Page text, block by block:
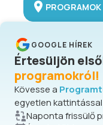
PROGRAMOK
GOOGLE HÍREK
Értesüljön
programokról!
Kövesse a
egyetlen
Naponta frissülő